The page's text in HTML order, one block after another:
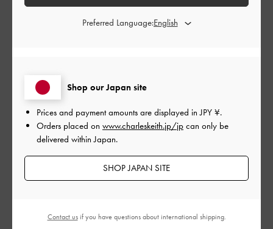
画像通りの印象！
これまで沢山購入させていただいてますが同じサイズでも余裕
ません。とても柔らかい合皮でずっと歩けそう。段平甲高でも
全然大丈夫でした！笑いつもかわいい靴を揃えていただいてあ
37/23.5cm | カラー: ブラック系
Shop our Japan site
Prices and payment amounts are displayed inJPY ¥.
Orders placed on www.charleskeith.jp/jp can only be
delivered within Japan.
SHOP JAPAN SITE
Preferred Language:
Contact usif you have questions about international shipping.